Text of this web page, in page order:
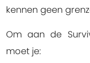
kennen geen
Om aan de
moet je: